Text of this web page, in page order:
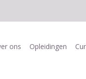
ons Opleidingen